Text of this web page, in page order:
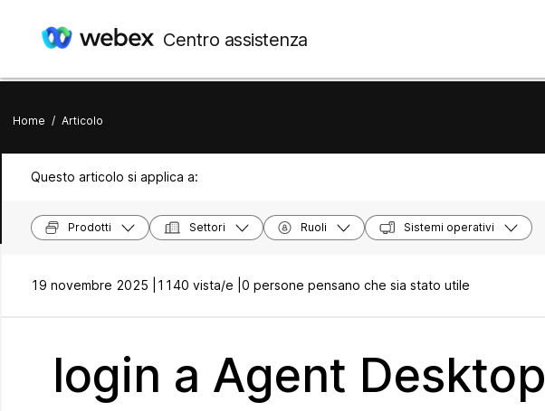
Centro assistenza
Home / Articolo
Questo articolo si applica a:
Prodotti Settori Ruoli Sistemi operativi
19 novembre 2025 | 1140 vista/e | 0 persone pensano che sia stato utile
login a Agent Desktop